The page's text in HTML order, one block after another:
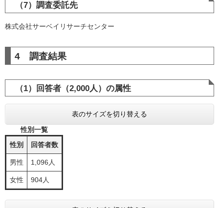
（7）調査委託先
株式会社サーベイリサーチセンター
4 調査結果
（1）回答者（2,000人）の属性
表のサイズを切り替える
性別一覧
性別
回答者数
男性 1,096人
女性 904人